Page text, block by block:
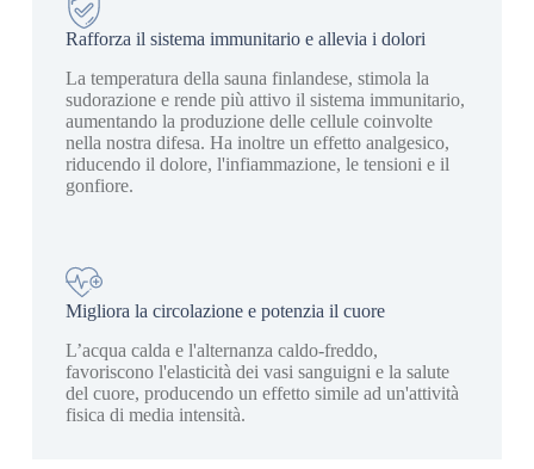
Rafforza il sistema immunitario e allevia i dolori
La temperatura della sauna finlandese, stimola la
sudorazione e rende più attivo il sistema immunitario,
aumentando la produzione delle cellule coinvolte
nella nostra difesa. Ha inoltre un effetto analgesico,
riducendo il dolore, l'infiammazione, le tensioni e il
gonfiore.
Migliora la circolazione e potenzia il cuore
L’acqua calda e l'alternanza caldo-freddo,
favoriscono l'elasticità dei vasi sanguigni e la salute
del cuore, producendo un effetto simile ad un'attività
fisica di media intensità.